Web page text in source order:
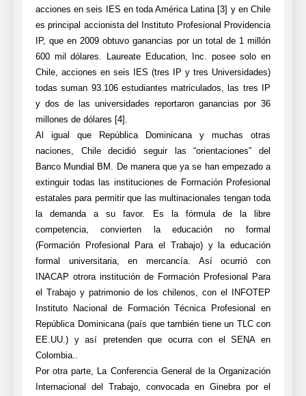
acciones en seis IES en toda América Latina [3] y en Chile
es principal accionista del Instituto Profesional Providencia
IP, que en 2009 obtuvo ganancias por un total de 1 millón
600 mil dólares. Laureate Education, Inc. posee solo en
Chile, acciones en seis IES (tres IP y tres Universidades)
todas suman 93.106 estudiantes matriculados, las tres IP
y dos de las universidades reportaron ganancias por 36
millones de dólares [4].
Al igual que República Dominicana y muchas otras
naciones, Chile decidió seguir las “orientaciones” del
Banco Mundial BM. De manera que ya se han empezado a
extinguir todas las instituciones de Formación Profesional
estatales para permitir que las multinacionales tengan toda
la demanda a su favor. Es la fórmula de la libre
competencia, convierten la educación no formal
(Formación Profesional Para el Trabajo) y la educación
formal universitaria, en mercancía. Así ocurrió con
INACAP otrora institución de Formación Profesional Para
el Trabajo y patrimonio de los chilenos, con el INFOTEP
Instituto Nacional de Formación Técnica Profesional en
República Dominicana (país que también tiene un TLC con
EE.UU.) y así pretenden que ocurra con el SENA en
Colombia..
Por otra parte, La Conferencia General de la Organización
Internacional del Trabajo, convocada en Ginebra por el